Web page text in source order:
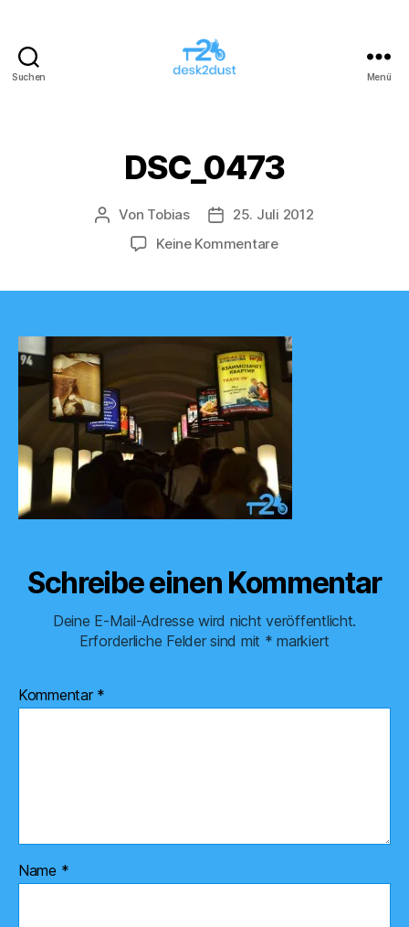
Suchen Menü
DSC_0473
Beitragsautor
Von Tobias Veröffentlichungsdatum
25. Juli 2012
Keine Kommentarezu
Schreibe einen Kommentar
Deine E-Mail-Adresse wird nicht veröffentlicht.
Erforderliche Felder sind mit * markiert
Kommentar *
Name *